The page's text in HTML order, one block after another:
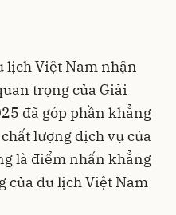
lịch Việt Nam nhận
trọng của Giải
đã góp phần khẳng
lượng dịch vụ của
là điểm nhấn khẳng
của du lịch Việt Nam